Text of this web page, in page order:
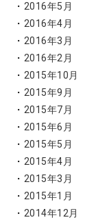
2016年5月
2016年4月
2016年3月
2016年2月
2015年10月
2015年9月
2015年7月
2015年6月
2015年5月
2015年4月
2015年3月
2015年1月
2014年12月